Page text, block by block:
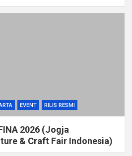
EVENT RILIS RESMI
2026 (Jogja
& Craft Fair Indonesia)